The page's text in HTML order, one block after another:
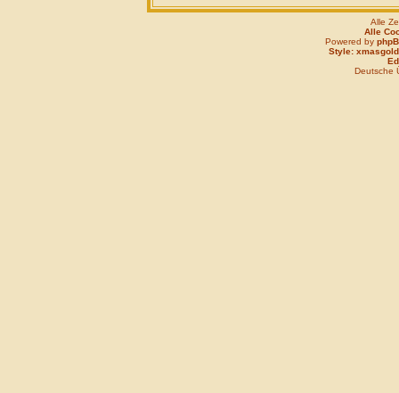
Alle
Alle
Powered by
Style: xmasgold
Deutsche